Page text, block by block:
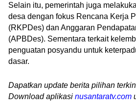
Selain itu, pemerintah juga
desa dengan fokus Rencana Kerja
(RKPDes) dan Anggaran
(APBDes). Sementara terkait
penguatan posyandu untuk
dasar.
Dapatkan update berita pilihan
Download aplikasi nusantaratv.com